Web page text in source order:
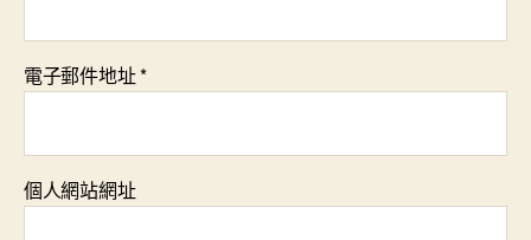
電子郵件地址*
個人網站網址